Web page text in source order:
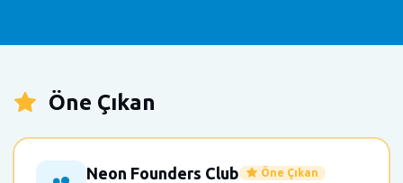
Öne Çıkan
Neon Founders Club Öne Çıkan